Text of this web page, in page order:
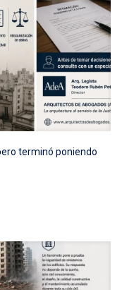
terminó poniendo